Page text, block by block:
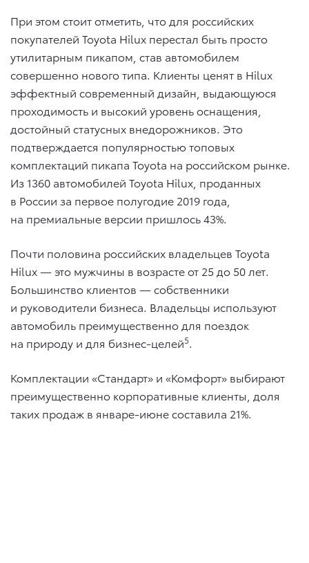
При этом стоит отметить, что для российских
покупателей Toyota Hilux перестал быть просто
утилитарным пикапом, став автомобилем
совершенно нового типа. Клиенты ценят в Hilux
эффектный современный дизайн, выдающуюся
проходимость и высокий уровень оснащения,
достойный статусных внедорожников. Это
подтверждается популярностью топовых
комплектаций пикапа Toyota на российском рынке.
Из 1360 автомобилей Toyota Hilux, проданных
в России за первое полугодие 2019 года,
на премиальные версии пришлось 43%.
Почти половина российских владельцев Toyota
Hilux — это мужчины в возрасте от 25 до 50 лет.
Большинство клиентов — собственники
и руководители бизнеса. Владельцы используют
автомобиль преимущественно для поездок
на природу и для бизнес-целей5.
Комплектации «Стандарт» и «Комфорт» выбирают
преимущественно корпоративные клиенты, доля
таких продаж в январе-июне составила 21%.